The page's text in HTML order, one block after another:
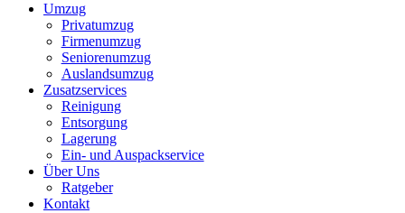
Umzug
Privatumzug
Firmenumzug
Seniorenumzug
Auslandsumzug
Zusatzservices
Reinigung
Entsorgung
Lagerung
Ein- und Auspackservice
Über Uns
Ratgeber
Kontakt